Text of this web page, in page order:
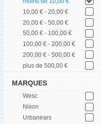
10,00 € - 20,00 €
20,00 € - 50,00 €
50,00 € - 100,00 €
100,00 € - 200,00 €
200,00 € - 500,00 €
plus de 500,00 €
MARQUES
Wesc
Nixon
Urbanears